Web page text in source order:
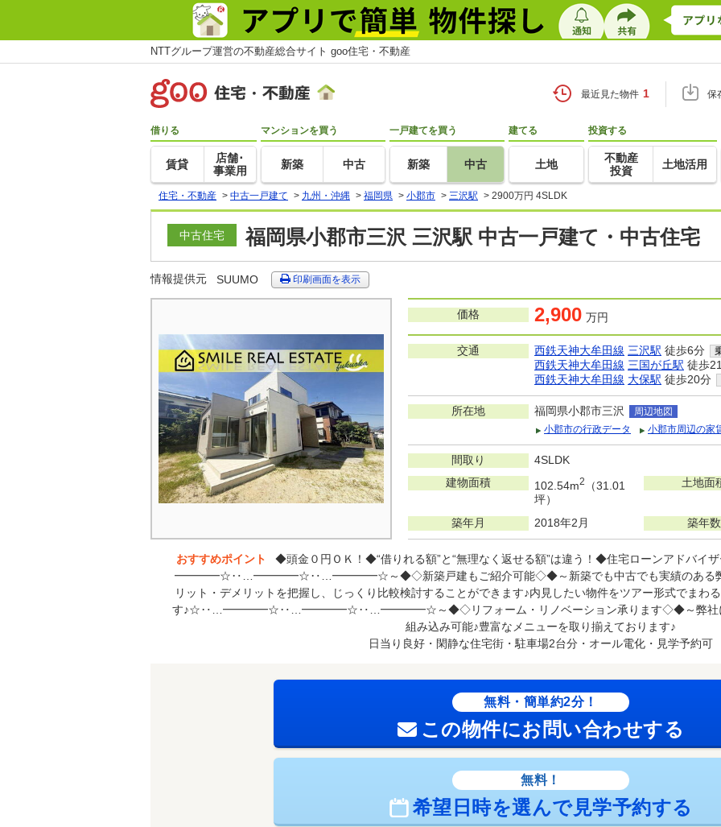
NTTグループ運営の不動産総合サイト goo住宅・不動産
最近見た物件 1 保
借りる
賃貸
店舗･
事業用
マンションを買う
新築 中古
一戸建てを買う
新築 中古
建てる
土地
投資する
不動産
投資
土地活用
住宅・不動産 > 中古一戸建て > 九州・沖縄 > 福岡県 > 小郡市 > 三沢駅 > 2900万円 4SLDK
中古住宅 福岡県小郡市三沢 三沢駅 中古一戸建て・中古住宅
情報提供元 SUUMO 印刷画面を表示
価格 2,900 万円
交通 西鉄天神大牟田線 三沢駅 徒歩6分
西鉄天神大牟田線 三国が丘駅 徒歩
西鉄天神大牟田線 大保駅 徒歩20分
所在地 福岡県小郡市三沢
周辺地図
小郡市の行政データ
小郡市周辺の家
間取り
4SLDK
建物面積
102.54m2
（31.01
坪）
土地面
築年月 2018年2月 築年数
おすすめポイント
◆頭金０円ＯＫ！◆“借りれる額”と“無理なく返せる額”は違う！◆住宅ローンアドバ
━━━━☆‥…━━━━☆‥…━━━━☆～◆◇新築戸建もご紹介可能◇◆～新築でも中古でも実績のある弊社
リット・デメリットを把握し、じっくり比較検討することができます♪内見したい物件をツアー形式でまわ
す♪☆‥…━━━━☆‥…━━━━☆‥…━━━━☆～◆◇リフォーム・リノベーション承ります◇◆～弊社にて
組み込み可能♪豊富なメニューを取り揃えております♪
日当り良好・閑静な住宅街・駐車場2台分・オール電化・見学予約可
無料・簡単約2分！
この物件にお問い合わせする
無料！
希望日時を選んで見学予約する